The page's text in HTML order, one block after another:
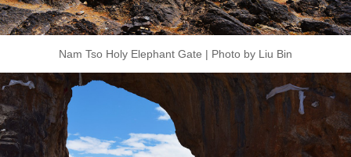
Nam Tso Holy Elephant Gate | Photo by Liu Bin